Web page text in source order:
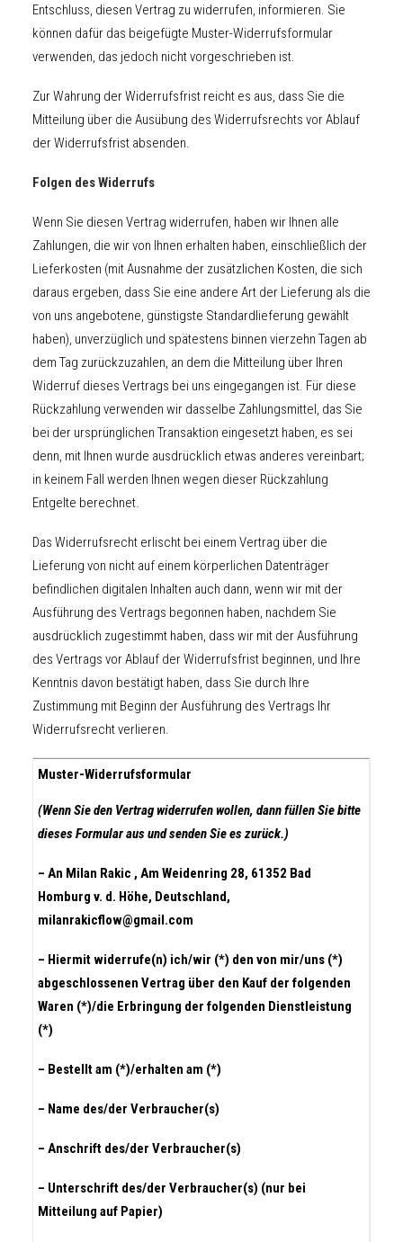
Entschluss, diesen Vertrag zu widerrufen, informieren. Sie
können dafür das beigefügte Muster-Widerrufsformular
verwenden, das jedoch nicht vorgeschrieben ist.
Zur Wahrung der Widerrufsfrist reicht es aus, dass Sie die
Mitteilung über die Ausübung des Widerrufsrechts vor Ablauf
der Widerrufsfrist absenden.
Folgen des Widerrufs
Wenn Sie diesen Vertrag widerrufen, haben wir Ihnen alle
Zahlungen, die wir von Ihnen erhalten haben, einschließlich der
Lieferkosten (mit Ausnahme der zusätzlichen Kosten, die sich
daraus ergeben, dass Sie eine andere Art der Lieferung als die
von uns angebotene, günstigste Standardlieferung gewählt
haben), unverzüglich und spätestens binnen vierzehn Tagen ab
dem Tag zurückzuzahlen, an dem die Mitteilung über Ihren
Widerruf dieses Vertrags bei uns eingegangen ist. Für diese
Rückzahlung verwenden wir dasselbe Zahlungsmittel, das Sie
bei der ursprünglichen Transaktion eingesetzt haben, es sei
denn, mit Ihnen wurde ausdrücklich etwas anderes vereinbart;
in keinem Fall werden Ihnen wegen dieser Rückzahlung
Entgelte berechnet.
Das Widerrufsrecht erlischt bei einem Vertrag über die
Lieferung von nicht auf einem körperlichen Datenträger
befindlichen digitalen Inhalten auch dann, wenn wir mit der
Ausführung des Vertrags begonnen haben, nachdem Sie
ausdrücklich zugestimmt haben, dass wir mit der Ausführung
des Vertrags vor Ablauf der Widerrufsfrist beginnen, und Ihre
Kenntnis davon bestätigt haben, dass Sie durch Ihre
Zustimmung mit Beginn der Ausführung des Vertrags Ihr
Widerrufsrecht verlieren.
Muster-Widerrufsformular
(Wenn Sie den Vertrag widerrufen wollen, dann füllen Sie bitte
dieses Formular aus und senden Sie es zurück.)
– An Milan Rakic , Am Weidenring 28, 61352 Bad
Homburg v. d. Höhe, Deutschland,
milanrakicflow@gmail.com
– Hiermit widerrufe(n) ich/wir (*) den von mir/uns (*)
abgeschlossenen Vertrag über den Kauf der folgenden
Waren (*)/die Erbringung der folgenden Dienstleistung
(*)
– Bestellt am (*)/erhalten am (*)
– Name des/der Verbraucher(s)
– Anschrift des/der Verbraucher(s)
– Unterschrift des/der Verbraucher(s) (nur bei
Mitteilung auf Papier)